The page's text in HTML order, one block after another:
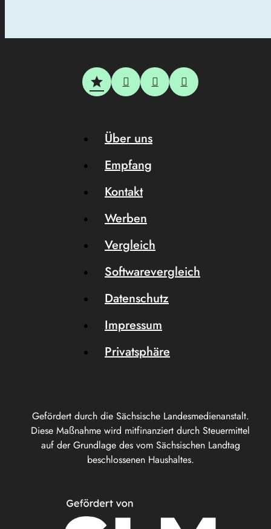
Gefördert durch die Sächsische Landesmedienanstalt.
Diese Maßnahme wird mitfinanziert durch Steuermittel
auf der Grundlage des vom Sächsischen Landtag
beschlossenen Haushaltes.
Über uns
Empfang
Kontakt
Werben
Vergleich
Softwarevergleich
Datenschutz
Impressum
Privatsphäre